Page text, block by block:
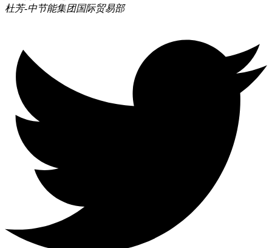
杜芳-中节能集团国际贸易部